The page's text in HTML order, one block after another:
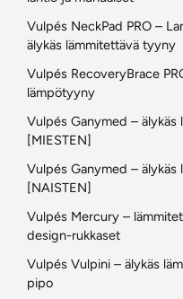
Vulpés NeckPad PRO –
älykäs lämmitettävä tyyny
Vulpés RecoveryBrace
lämpötyyny
Vulpés Ganymed – älykäs
[MIESTEN]
Vulpés Ganymed – älykäs
[NAISTEN]
Vulpés Mercury –
design-rukkaset
Vulpés Vulpini – älykäs
pipo